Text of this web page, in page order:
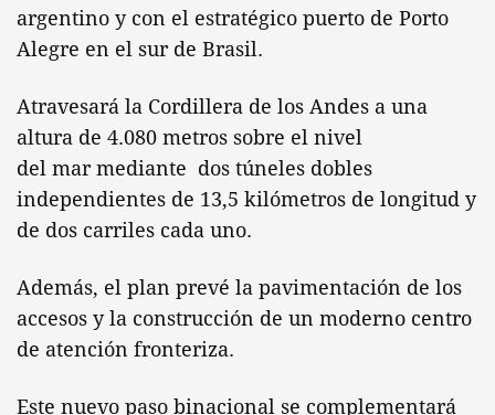
argentino y con el estratégico puerto de Porto
Alegre en el sur de Brasil.
Atravesará la Cordillera de los Andes a una
altura de 4.080 metros sobre el nivel
del mar mediante dos túneles dobles
independientes de 13,5 kilómetros de longitud y
de dos carriles cada uno.
Además, el plan prevé la pavimentación de los
accesos y la construcción de un moderno centro
de atención fronteriza.
Este nuevo paso binacional se complementará